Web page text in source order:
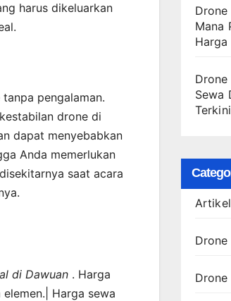
harus dikeluarkan
pengalaman.
drone di
dapat menyebabkan
Anda memerlukan
saat acara
di Dawuan . Harga
Harga sewa
Mana
Sewa
Drone